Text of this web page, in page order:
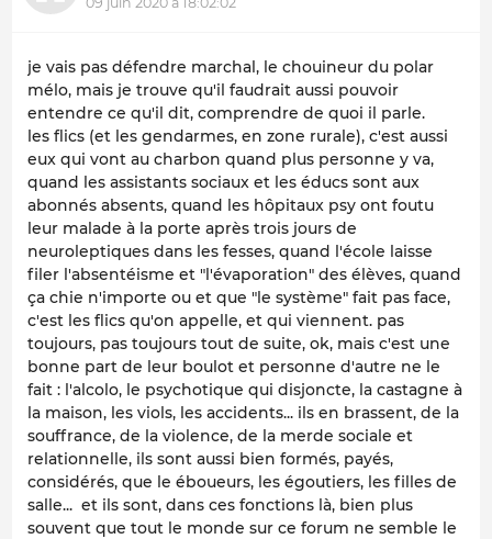
je vais pas défendre marchal, le chouineur du polar
mélo, mais je trouve qu'il faudrait aussi pouvoir
entendre ce qu'il dit, comprendre de quoi il parle.
les flics (et les gendarmes, en zone rurale), c'est aussi
eux qui vont au charbon quand plus personne y va,
quand les assistants sociaux et les éducs sont aux
abonnés absents, quand les hôpitaux psy ont foutu
leur malade à la porte après trois jours de
neuroleptiques dans les fesses, quand l'école laisse
filer l'absentéisme et "l'évaporation" des élèves, quand
ça chie n'importe ou et que "le système" fait pas face,
c'est les flics qu'on appelle, et qui viennent. pas
toujours, pas toujours tout de suite, ok, mais c'est une
bonne part de leur boulot et personne d'autre ne le
fait : l'alcolo, le psychotique qui disjoncte, la castagne à
la maison, les viols, les accidents... ils en brassent, de la
souffrance, de la violence, de la merde sociale et
relationnelle, ils sont aussi bien formés, payés,
considérés, que le éboueurs, les égoutiers, les filles de
salle... et ils sont, dans ces fonctions là, bien plus
souvent que tout le monde sur ce forum ne semble le